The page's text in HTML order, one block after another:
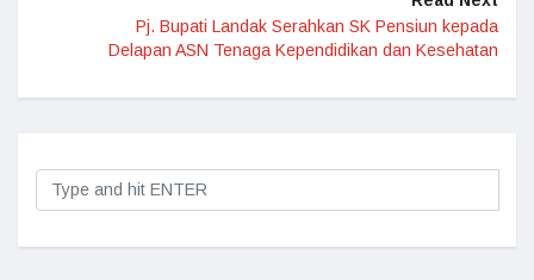
Pj. Bupati Landak Serahkan SK Pensiun kepada
Delapan ASN Tenaga Kependidikan dan Kesehatan